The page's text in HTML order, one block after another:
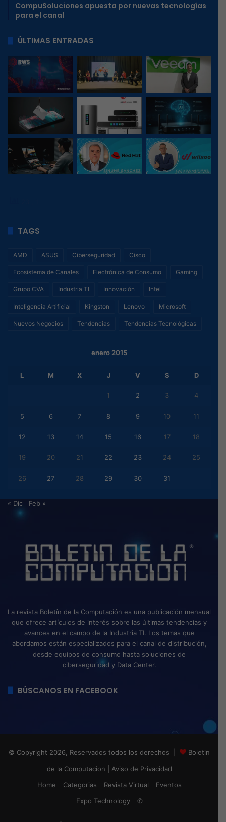
CompuSoluciones apuesta por nuevas tecnologías
para el canal
ÚLTIMAS ENTRADAS
TAGS
AMD ASUS Ciberseguridad Cisco
Ecosistema de Canales Electrónica de Consumo Gaming
Grupo CVA Industria TI Innovación Intel
Inteligencia Artificial Kingston Lenovo Microsoft
Nuevos Negocios Tendencias Tendencias Tecnológicas
enero 2015
L M X J V S D
1 2 3 4
5 6 7 8 9 10 11
12 13 14 15 16 17 18
19 20 21 22 23 24 25
26 27 28 29 30 31
« Dic Feb »
La revista Boletín de la Computación es una publicación mensual
que ofrece artículos de interés sobre las últimas tendencias y
avances en el campo de la Industria TI. Los temas que
abordamos están especializados para el canal de distribución,
desde equipos de consumo hasta soluciones de
ciberseguridad y Data Center.
BÚSCANOS EN FACEBOOK
© Copyright 2026, Reservados todos los derechos |
Boletin
de la Computacion
Aviso de Privacidad
Home
Categorias Revista Virtual
Eventos
Expo Technology
✆